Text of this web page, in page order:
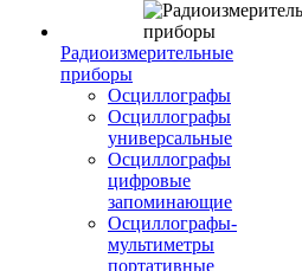
Радиоизмерительные
приборы
Осциллографы
Осциллографы
универсальные
Осциллографы
цифровые
запоминающие
Осциллографы-
мультиметры
портативные